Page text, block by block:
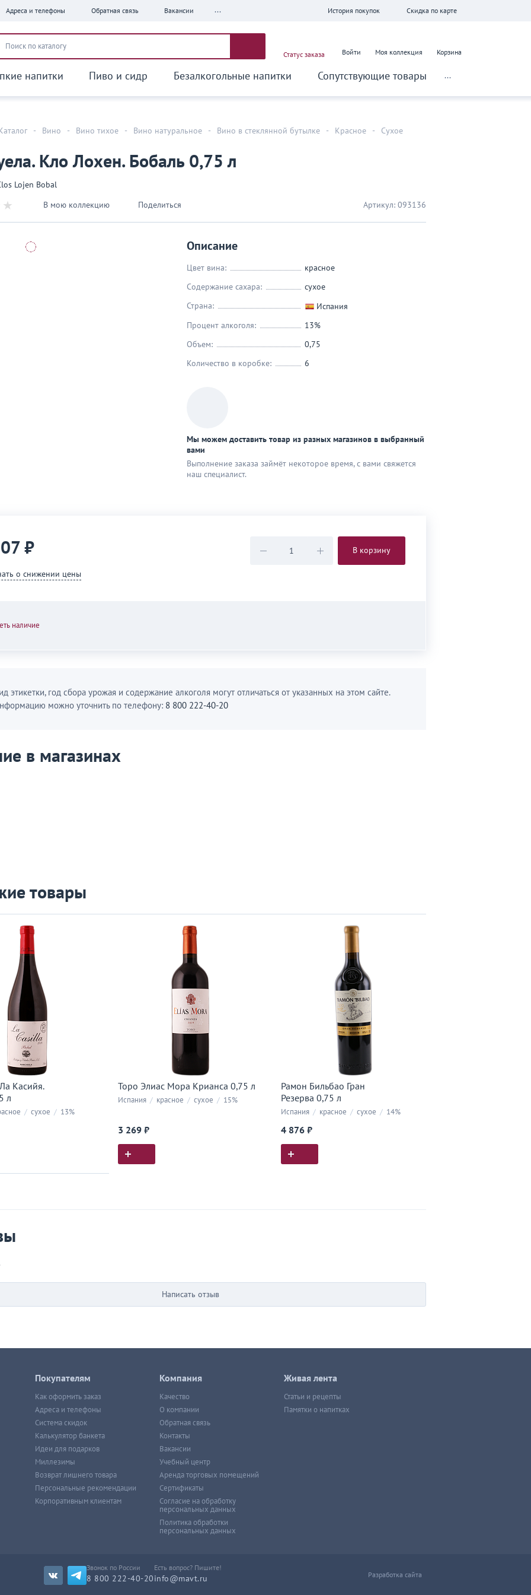
Адреса и телефоны Обратная связь Вакансии ... История покупок Скидка по карте
Статус заказа Войти Моя коллекция Корзина
напитки Пиво и сидр Безалкогольные напитки Сопутствующие товары ...
- Вино - Вино тихое - Вино натуральное - Вино в стеклянной бутылке - Красное - Сухое
Кло Лохен. Бобаль 0,75 л
Lojen Bobal
В мою коллекцию
Поделиться Артикул: 093136
Описание
Цвет вина:
красное
Содержание сахара:
сухое
Страна:
Испания
Процент алкоголя:
13%
Объем:
0,75
Количество в коробке:
6
Мы можем доставить товар из разных магазинов в выбранный
вами
Выполнение заказа займёт некоторое время, с вами свяжется
наш специaлист.
₽
о снижении цены
В корзину
наличие
этикетки, год сбора урожая и содержание алкоголя могут отличаться от указанных на этом сайте.
можно уточнить по телефону: 8 800 222-40-20
в магазинах
товары
Касийя.
л
/ сухое / 13%
Торо Элиас Мора Крианса 0,75 л
Испания / красное / сухое / 15%
3 269 ₽
Рамон Бильбао Гран
Резерва 0,75 л
Испания / красное / сухое / 14%
4 876 ₽
Написать отзыв
Покупателям
Как оформить заказ
Адреса и телефоны
Система скидок
Калькулятор банкета
Идеи для подарков
Миллезимы
Возврат лишнего товара
Персональные рекомендации
Корпоративным клиентам
Компания
Качество
О компании
Обратная связь
Контакты
Вакансии
Учебный центр
Аренда торговых помещений
Сертификаты
Согласие на обработку
персональных данных
Политика обработки
персональных данных
Живая лента
Статьи и рецепты
Памятки о напитках
Звонок по России
8 800 222-40-20
Есть вопрос? Пишите!
info@mavt.ru Разработка сайта